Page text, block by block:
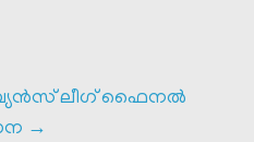
ലീഗ് ഫൈനൽ
→